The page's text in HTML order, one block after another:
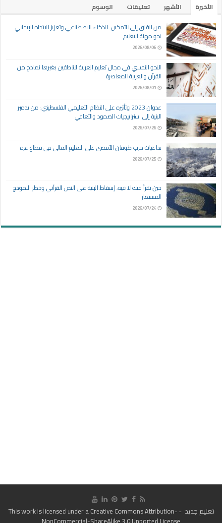
الأخيرة الأشهر تعليقات
الوسوم
من القلق إلى التمكين: الذكاء الاصطناعي وتعزيز الاتجاه الإيجابي
نحو مهنة التعليم
2026/08/06
النحو النفسي في مجال تعليم العربية للناطقين بغيرها نماذج من
القرآن والعربية المعاصرة
2026/08/01
عدوان 2023 وتأثيره على النظام التعليمي الفلسطيني: من تدمير
البنية إلى استراتيجيات الصمود والتعافي
2026/07/26
تداعيات حرب طوفان الأقصى على التعليم العالي في قطاع غزة
2026/07/25
حين تقرأ فيك لا فيه، إسقاط البنية على النص القرآني وخطر النموذج
المستعار
2026/07/24
تعليم جديد - This work is licensed under a
Creative Commons Attribution-